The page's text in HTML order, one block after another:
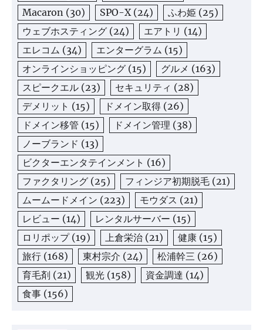
Macaron (30) SPO-X (24) ふわ姫 (25)
ウェブホスティング (24) エアトリ (14)
エレコム (34) エンターグラム (15)
オンラインショッピング (15) グルメ (163)
スピークエル (23) セキュリティ (28)
デメリット (15) ドメイン取得 (26)
ドメイン移管 (15) ドメイン管理 (38)
ノーブランド (13)
ビクターエンタテインメント (16)
ファクタリング (25) フィンジア初期脱毛 (21)
ムームードメイン (223) モウダス (21)
レビュー (14) レンタルサーバー (15)
ロリポップ(19) 上倉栄治 (21) 健康 (15)
旅行 (168) 東村宗介 (24) 松浦幹三 (26)
育毛剤 (21) 観光 (158) 資金調達 (14)
食事 (156)